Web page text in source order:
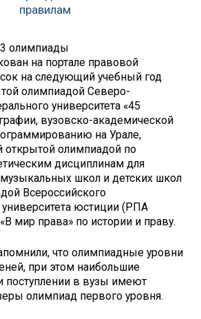
правилам
олимпиады
на портале правовой
на следующий учебный год
олимпиадой Северо-
университета «45
вузовско-академической
на Урале,
открытой олимпиадой по
дисциплинам для
школ и детских школ
Всероссийского
университета юстиции (РПА
мир права» по истории и праву.
что олимпиадные уровни
при этом наибольшие
поступлении в вузы имеют
олимпиад первого уровня.